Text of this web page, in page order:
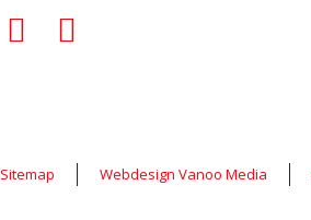
Sitemap Webdesign Vanoo Media